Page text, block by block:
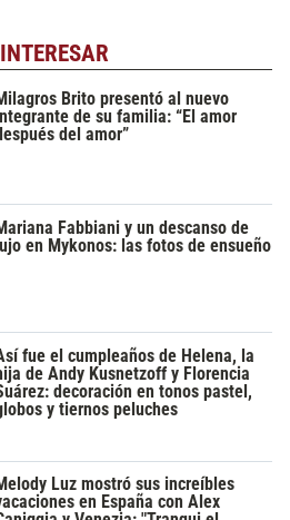
Brito presentó al nuevo
de su familia: “El amor
del amor”
Fabbiani y un descanso de
en Mykonos: las fotos de ensueño
fue el cumpleaños de Helena, la
de Andy Kusnetzoff y Florencia
decoración en tonos pastel,
y tiernos peluches
Luz mostró sus increíbles
en España con Alex